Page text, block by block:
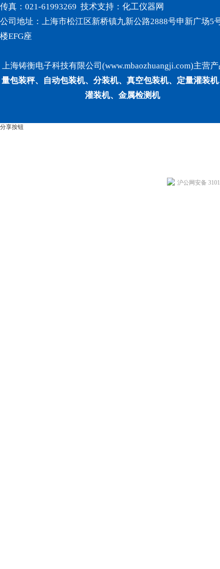
传真：021-61993269 技术支持： 化工仪器网
公司地址：上海市松江区新桥镇九新公路2888号申新广场5
楼EFG座
上海铸衡电子科技有限公司(www.mbaozhuangji.com)主营
量包装秤、自动包装机、分装机、真空包装机、定量灌装
灌装机、金属检测机
分享按钮
沪公网安备